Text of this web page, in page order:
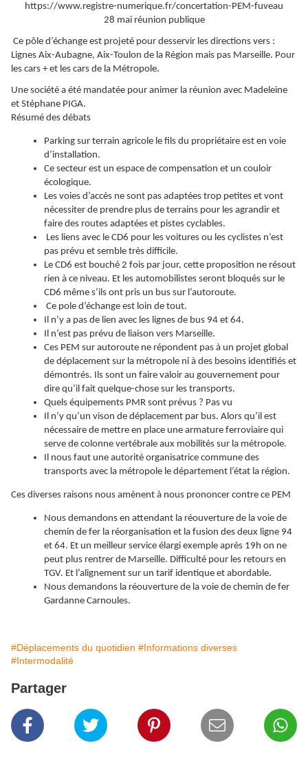
https://www.registre-numerique.fr/concertation-PEM-fuveau
28 mai réunion publique
Ce pôle d’échange est projeté pour desservir les directions vers :
Lignes Aix-Aubagne, Aix-Toulon de la Région mais pas Marseille. Pour
les cars + et les cars de la Métropole.
Une société a été mandatée pour animer la réunion avec Madeleine
et Stéphane PIGA.
Résumé des débats
Parking sur terrain agricole le fils du propriétaire est en voie
d’installation.
Ce secteur est un espace de compensation et un couloir
écologique.
Les voies d’accès ne sont pas adaptées trop petites et vont
nécessiter de prendre plus de terrains pour les agrandir et
faire des routes adaptées et pistes cyclables.
Les liens avec le CD6 pour les voitures ou les cyclistes n’est
pas prévu et semble très difficile.
Le CD6 est bouché 2 fois par jour, cette proposition ne résout
rien à ce niveau. Et les automobilistes seront bloqués sur le
CD6 même s’ils ont pris un bus sur l’autoroute.
Ce pole d’échange est loin de tout.
Il n’y a pas de lien avec les lignes de bus 94 et 64.
Il n’est pas prévu de liaison vers Marseille.
Ces PEM sur autoroute ne répondent pas à un projet global
de déplacement sur la métropole ni à des besoins identifiés et
démontrés. Ils sont un faire valoir au gouvernement pour
dire qu’il fait quelque-chose sur les transports.
Quels équipements PMR sont prévus ? Pas vu
Il n’y qu’un vison de déplacement par bus. Alors qu’il est
nécessaire de mettre en place une armature ferroviaire qui
serve de colonne vertébrale aux mobilités sur la métropole.
Il nous faut une autorité organisatrice commune des
transports avec la métropole le département l’état la région.
Ces diverses raisons nous amènent à nous prononcer contre ce PEM
Nous demandons en attendant la réouverture de la voie de
chemin de fer la réorganisation et la fusion des deux ligne 94
et 64. Et un meilleur service élargi exemple après 19h on ne
peut plus rentrer de Marseille. Difficulté pour les retours en
TGV. Et l’alignement sur un tarif identique et abordable.
Nous demandons la réouverture de la voie de chemin de fer
Gardanne Carnoules.
#Déplacements du quotidien #Informations diverses
#Intermodalité
Partager